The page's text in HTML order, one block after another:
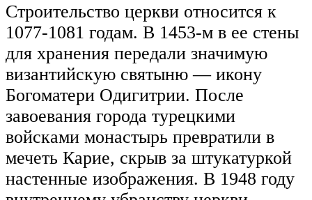
Строительство церкви относится к
1077-1081 годам. В 1453-м в ее стены
для хранения передали значимую
византийскую святыню — икону
Богоматери Одигитрии. После
завоевания города турецкими
войсками монастырь превратили в
мечеть Карие, скрыв за штукатуркой
настенные изображения. В 1948 году